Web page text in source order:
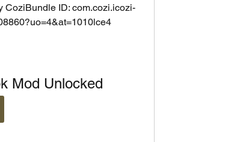
CoziBundle ID: com.cozi.icozi-
Mod Unlocked